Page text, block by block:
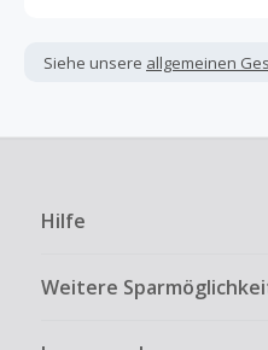
andere Sparprogramme
ausdrücklich auf dieser
Kein Cashback für den
Bezahlvorgang ist nur dann
ausdrücklich auf der
Stornierung, Kündigung
Siehe unsere allgemeinen
Hilfe
Weitere